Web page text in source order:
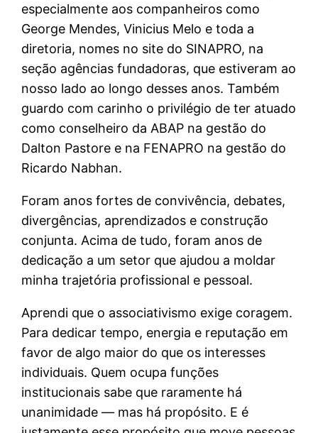
especialmente aos companheiros como
George Mendes, Vinicius Melo e toda a
diretoria, nomes no site do SINAPRO, na
seção agências fundadoras, que estiveram ao
nosso lado ao longo desses anos. Também
guardo com carinho o privilégio de ter atuado
como conselheiro da ABAP na gestão do
Dalton Pastore e na FENAPRO na gestão do
Ricardo Nabhan.
Foram anos fortes de convivência, debates,
divergências, aprendizados e construção
conjunta. Acima de tudo, foram anos de
dedicação a um setor que ajudou a moldar
minha trajetória profissional e pessoal.
Aprendi que o associativismo exige coragem.
Para dedicar tempo, energia e reputação em
favor de algo maior do que os interesses
individuais. Quem ocupa funções
institucionais sabe que raramente há
unanimidade — mas há propósito. E é